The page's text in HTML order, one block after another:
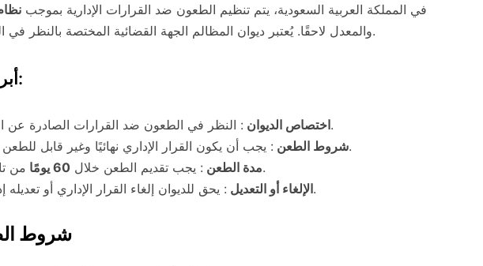
في المملكة العربية السعودية، يتم تنظيم الطعون ضد القرارات الإدارية بموجب
والمعدل لاحقًا. يُعتبر ديوان المظالم الجهة القضائية المختصة بالنظر في الطعون المتعلقة بالقرارات الإدارية.
أبرز بنود نظام ديوان المظالم:
اختصاص الديوان: النظر في الطعون ضد القرارات الصادرة عن الجهات الحكومية والإدارية.
شروط الطعن: يجب أن يكون القرار الإداري نهائيًا وغير قابل للطعن أمام الجهة الإدارية نفسها.
مدة الطعن : يجب تقديم الطعن خلال 60 يومًا
من تاريخ إبلاغ الشخص بالقرار.
الإلغاء أو التعديل: يحق للديوان إلغاء القرار الإداري أو تعديله إذا ثبت أنه مخالف للقانون.
شروط